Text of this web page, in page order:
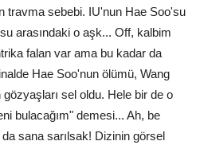
travma sebebi. IU'nun Hae Soo'su
arasındaki o aşk... Off, kalbim
falan var ama bu kadar da
Hae Soo'nun ölümü, Wang
sel oldu. Hele bir de o
bulacağım" demesi... Ah, be
sana sarılsak! Dizinin görsel